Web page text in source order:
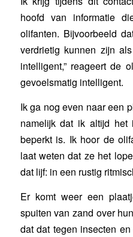
hoofd van informatie
olifanten. Bijvoorbeeld
verdrietig kunnen zijn
intelligent,” reageert de
gevoelsmatig intelligent.
Ik ga nog even naar een
namelijk dat ik altijd
beperkt is. Ik hoor de
laat weten dat ze het
dat lijf: in een rustig
Er komt weer een
spuiten van zand over
dat dat tegen insecten